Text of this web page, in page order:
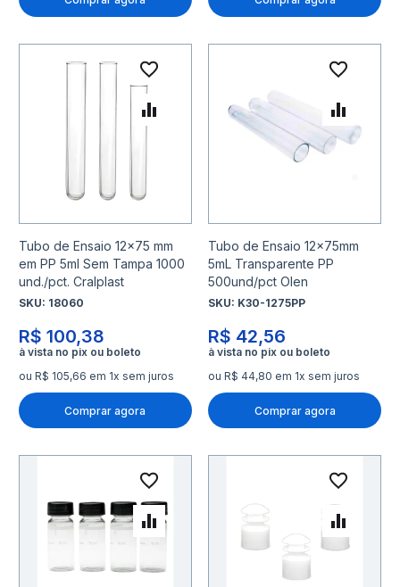
Tubo de Ensaio 12x75 mm
em PP 5ml Sem Tampa 1000
und./pct. Cralplast
SKU: 18060
R$ 100,38
ou R$ 105,66 em 1x sem juros
Comprar agora
Adicionar à lista de
Adicionar para Comparar
Tubo de Ensaio 12x75mm
5mL Transparente PP
500und/pct Olen
SKU: K30-1275PP
R$ 42,56
ou R$ 44,80 em 1x sem juros
Comprar agora
Adicionar à lista de
Adicionar para Comparar